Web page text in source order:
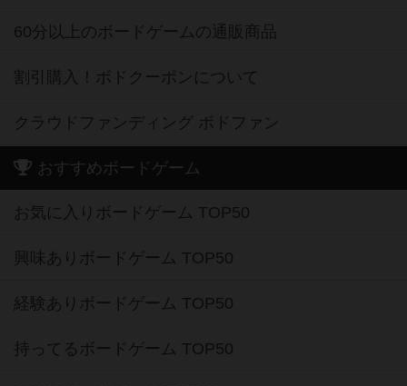
60分以上のボードゲームの通販商品
割引購入！ボドクーポンについて
クラウドファンディング ボドファン
おすすめボードゲーム
お気に入りボードゲーム TOP50
興味ありボードゲーム TOP50
経験ありボードゲーム TOP50
持ってるボードゲーム TOP50